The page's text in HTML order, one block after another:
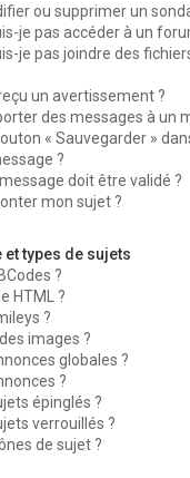
ou supprimer un
je pas accéder à un
je pas joindre des
un avertissement ?
des messages à un
« Sauvegarder »
?
doit être validé ?
mon sujet ?
types de sujets
?
HTML ?
?
images ?
globales ?
?
épinglés ?
verrouillés ?
de sujet ?